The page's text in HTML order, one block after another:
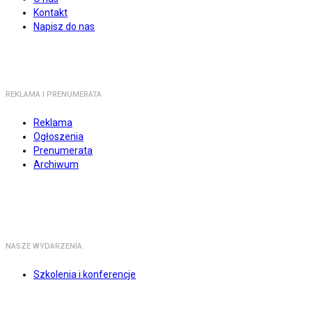
Kontakt
Napisz do nas
REKLAMA I PRENUMERATA
Reklama
Ogłoszenia
Prenumerata
Archiwum
NASZE WYDARZENIA
Szkolenia i konferencje